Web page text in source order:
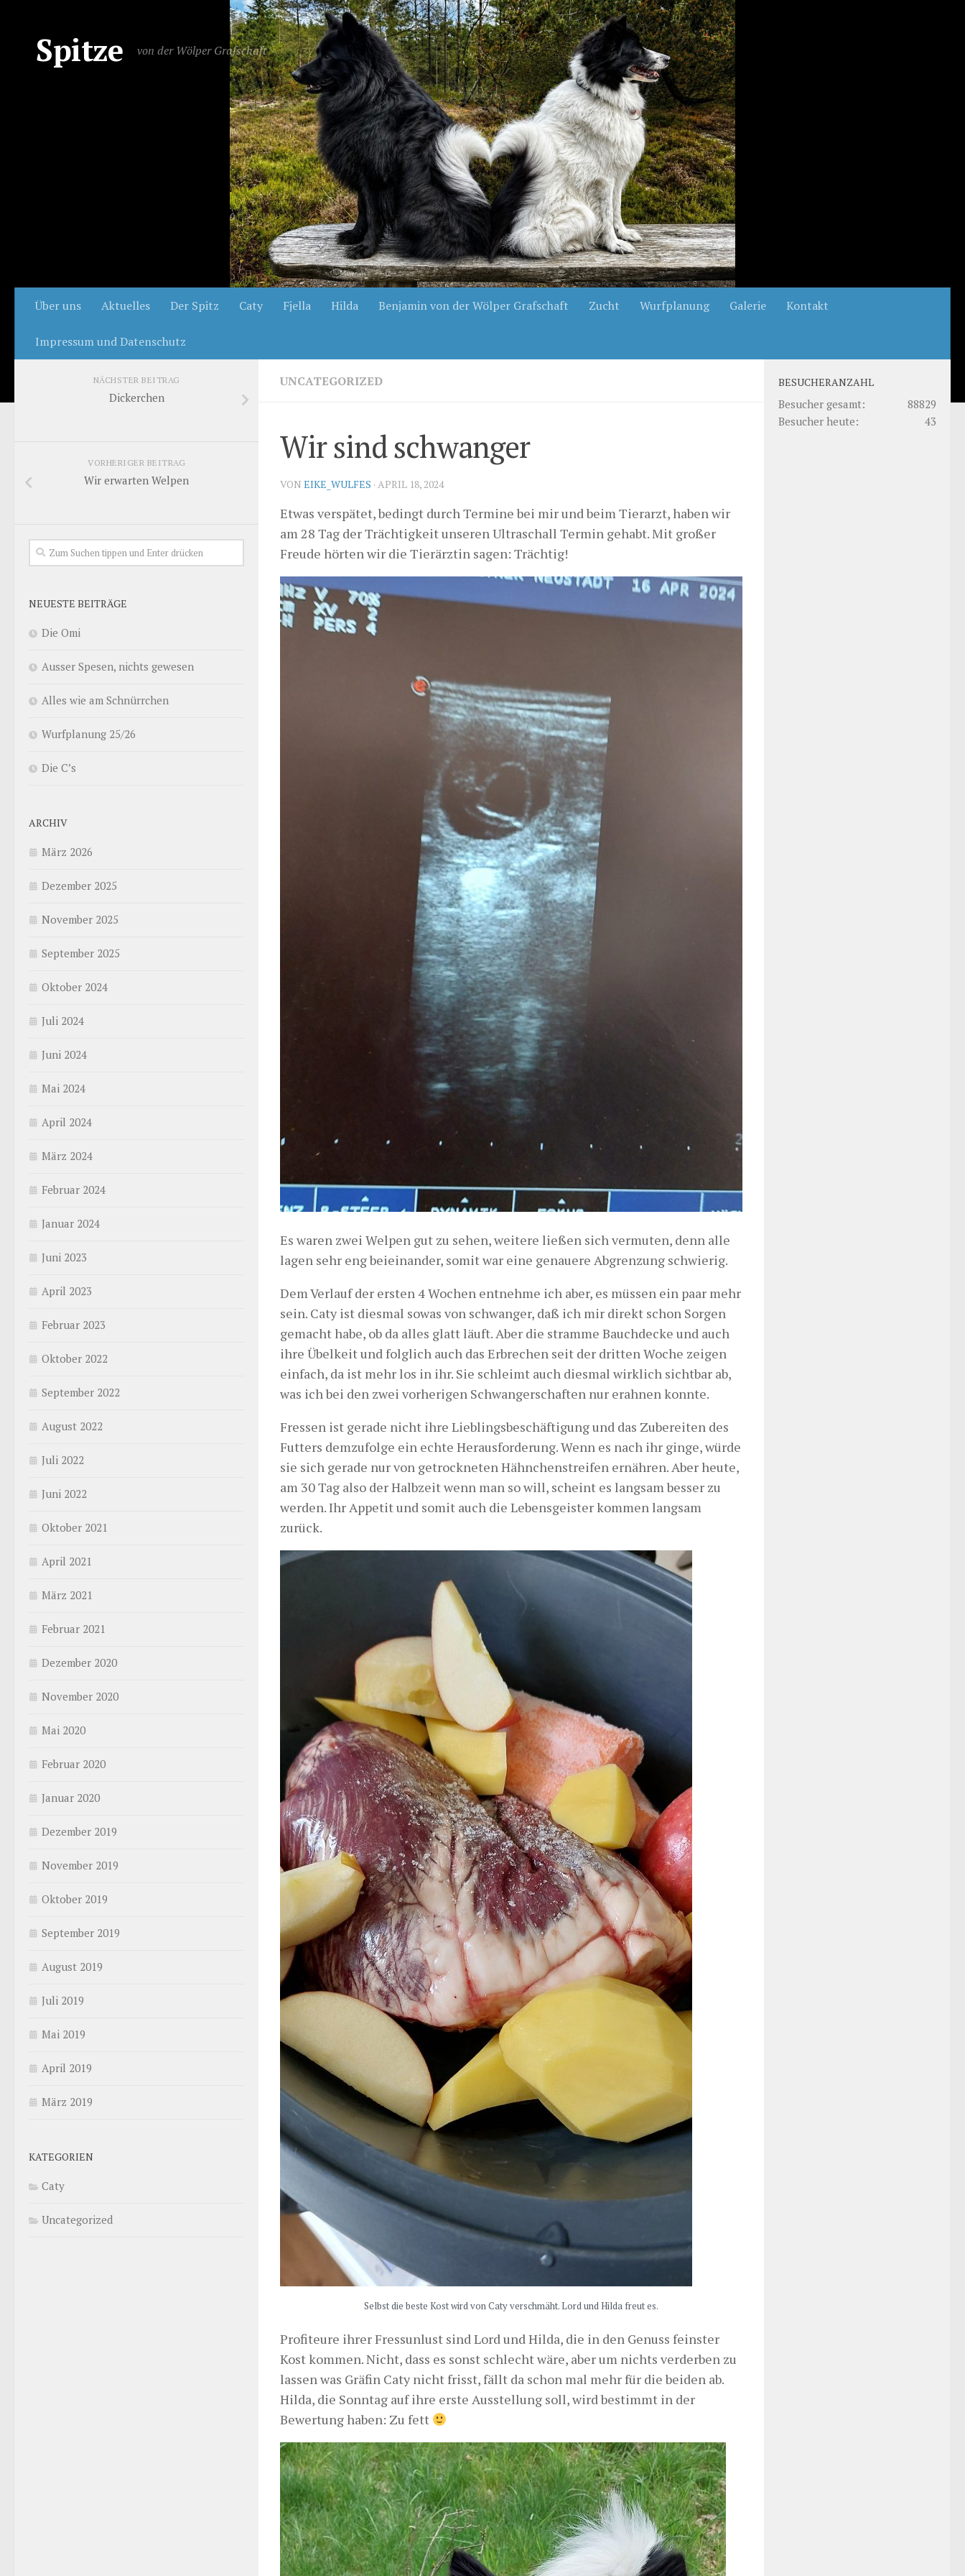
Spitze von der Wölper Grafschaft
Über uns Aktuelles Der Spitz Caty Fjella Hilda Benjamin von der Wölper Grafschaft Zucht Wurfplanung Galerie Kontakt
Impressum und Datenschutz
UNCATEGORIZED
Wir sind schwanger
VON EIKE_WULFES · APRIL 18, 2024
Etwas verspätet, bedingt durch Termine bei mir und beim Tierarzt, haben wir
am 28 Tag der Trächtigkeit unseren Ultraschall Termin gehabt. Mit großer
Freude hörten wir die Tierärztin sagen: Trächtig!
Es waren zwei Welpen gut zu sehen, weitere ließen sich vermuten, denn alle
lagen sehr eng beieinander, somit war eine genauere Abgrenzung schwierig.
Dem Verlauf der ersten 4 Wochen entnehme ich aber, es müssen ein paar mehr
sein. Caty ist diesmal sowas von schwanger, daß ich mir direkt schon Sorgen
gemacht habe, ob da alles glatt läuft. Aber die stramme Bauchdecke und auch
ihre Übelkeit und folglich auch das Erbrechen seit der dritten Woche zeigen
einfach, da ist mehr los in ihr. Sie schleimt auch diesmal wirklich sichtbar ab,
was ich bei den zwei vorherigen Schwangerschaften nur erahnen konnte.
Fressen ist gerade nicht ihre Lieblingsbeschäftigung und das Zubereiten des
Futters demzufolge ein echte Herausforderung. Wenn es nach ihr ginge, würde
sie sich gerade nur von getrockneten Hähnchenstreifen ernähren. Aber heute,
am 30 Tag also der Halbzeit wenn man so will, scheint es langsam besser zu
werden. Ihr Appetit und somit auch die Lebensgeister kommen langsam
zurück.
Selbst die beste Kost wird von Caty verschmäht. Lord und Hilda freut es.
Profiteure ihrer Fressunlust sind Lord und Hilda, die in den Genuss feinster
Kost kommen. Nicht, dass es sonst schlecht wäre, aber um nichts verderben zu
lassen was Gräfin Caty nicht frisst, fällt da schon mal mehr für die beiden ab.
Hilda, die Sonntag auf ihre erste Ausstellung soll, wird bestimmt in der
Bewertung haben: Zu fett
NÄCHSTER BEITRAG
Dickerchen
VORHERIGER BEITRAG
Wir erwarten Welpen
NEUESTE BEITRÄGE
Die Omi
Ausser Spesen, nichts gewesen
Alles wie am Schnürrchen
Wurfplanung 25/26
Die C’s
ARCHIV
März 2026
Dezember 2025
November 2025
September 2025
Oktober 2024
Juli 2024
Juni 2024
Mai 2024
April 2024
März 2024
Februar 2024
Januar 2024
Juni 2023
April 2023
Februar 2023
Oktober 2022
September 2022
August 2022
Juli 2022
Juni 2022
Oktober 2021
April 2021
März 2021
Februar 2021
Dezember 2020
November 2020
Mai 2020
Februar 2020
Januar 2020
Dezember 2019
November 2019
Oktober 2019
September 2019
August 2019
Juli 2019
Mai 2019
April 2019
März 2019
KATEGORIEN
Caty
Uncategorized
BESUCHERANZAHL
88829
Besucher gesamt:
43
Besucher heute: